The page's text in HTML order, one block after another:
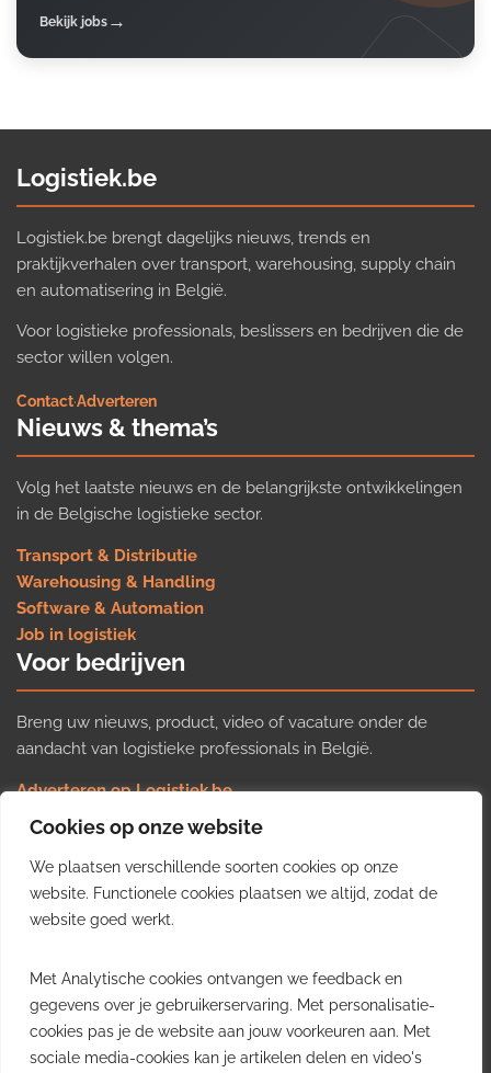
Cookies op onze website
We plaatsen verschillende soorten cookies op onze
website. Functionele cookies plaatsen we altijd, zodat de
website goed werkt.
Met Analytische cookies ontvangen we feedback en
gegevens over je gebruikerservaring. Met personalisatie-
cookies pas je de website aan jouw voorkeuren aan. Met
sociale media-cookies kan je artikelen delen en video's
Bekijk jobs
Logistiek.be
Logistiek.be brengt dagelijks nieuws, trends en
praktijkverhalen over transport, warehousing, supply chain
en automatisering in België.
Voor logistieke professionals, beslissers en bedrijven die de
sector willen volgen.
Contact·Adverteren
Nieuws & thema’s
Volg het laatste nieuws en de belangrijkste ontwikkelingen
in de Belgische logistieke sector.
Transport & Distributie
Warehousing & Handling
Software & Automation
Job in logistiek
Voor bedrijven
Breng uw nieuws, product, video of vacature onder de
aandacht van logistieke professionals in België.
Adverteren op Logistiek.be
Nieuws insturen
Uw video op Logistiek.TV
Job plaatsen
Gratis wekelijkse update
inzichten uit de Belgische logistieke sector in uw inbox.
Ontvang je gratis
wekelijkse update